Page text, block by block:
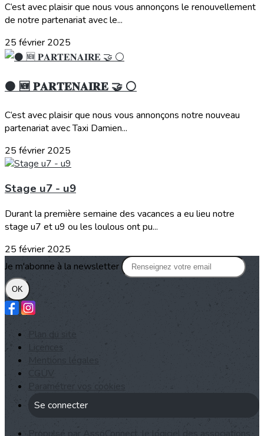
C’est avec plaisir que nous vous annonçons le renouvellement
de notre partenariat avec le...
25 février 2025
⚫️ 🆕 𝐏𝐀𝐑𝐓𝐄𝐍𝐀𝐈𝐑𝐄 🤝 ⚪️
C’est avec plaisir que nous vous annonçons notre nouveau
partenariat avec Taxi Damien...
25 février 2025
Stage u7 - u9
Durant la première semaine des vacances a eu lieu notre
stage u7 et u9 ou les loulous ont pu...
25 février 2025
Je m'abonne à la newsletter
OK
Se connecter